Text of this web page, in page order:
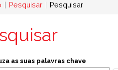
Pesquisar Pesquisar
as suas palavras chave